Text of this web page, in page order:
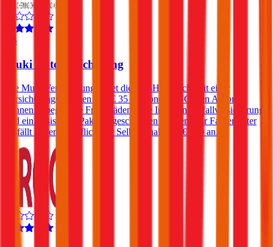
4,5
Muki Autoversicherung
Die Muki Versicherung bietet die Kfz-Haftpflicht mit einer
Versicherungssummen von € 35 Millionen an. Gegen Aufpreis
können unbegrenzte Freischäden, eine Insassen-Unfallversicherung
und ein Assistance-Paket abgeschlossen werden. Für Fahrer unter
23 fällt in der Haftpflicht ein Selbstbehalt von € 500 an.